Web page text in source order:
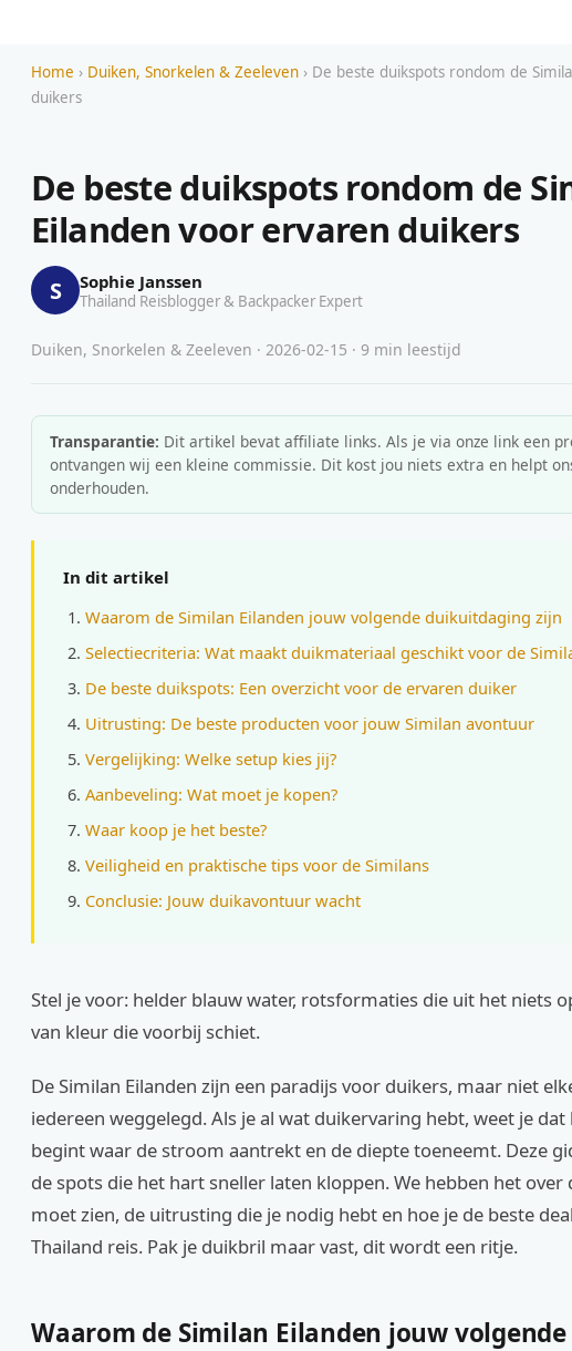
Home › Duiken, Snorkelen & Zeeleven › De beste duikspots rondom de
duikers
De beste duikspots rondom de
Eilanden voor ervaren duikers
S Sophie Janssen
Thailand Reisblogger & Backpacker Expert
Duiken, Snorkelen & Zeeleven · 2026-02-15 · 9 min leestijd
Transparantie: Dit artikel bevat affiliate links. Als je via onze link een
ontvangen wij een kleine commissie. Dit kost jou niets extra en helpt
onderhouden.
In dit artikel
Waarom de Similan Eilanden jouw volgende duikuitdaging zijn
Selectiecriteria: Wat maakt duikmateriaal geschikt voor de
De beste duikspots: Een overzicht voor de ervaren duiker
Uitrusting: De beste producten voor jouw Similan avontuur
Vergelijking: Welke setup kies jij?
Aanbeveling: Wat moet je kopen?
Waar koop je het beste?
Veiligheid en praktische tips voor de Similans
Conclusie: Jouw duikavontuur wacht
Stel je voor: helder blauw water, rotsformaties die uit het niets
van kleur die voorbij schiet.
De Similan Eilanden zijn een paradijs voor duikers, maar niet
iedereen weggelegd. Als je al wat duikervaring hebt, weet je
begint waar de stroom aantrekt en de diepte toeneemt. Deze
de spots die het hart sneller laten kloppen. We hebben het over
moet zien, de uitrusting die je nodig hebt en hoe je de beste
Thailand reis. Pak je duikbril maar vast, dit wordt een ritje.
Waarom de Similan Eilanden jouw